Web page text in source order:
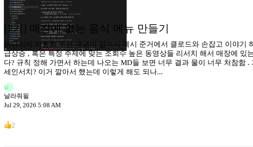
[7기] 매장에 없는 음식 메뉴 만들기
늙다리의 자동화 우선 개념이 없어서 예시 준거에서 클로드와 손잡고 이야
급상승 , 혹은 특정 주제에 맞는 조회수 높은 동영상들 리서치 해서 매장에
다? 규칙 정해 가면서 하는데 나오는 MD들 보면 너무 결과 물이 너무 처참함
세인서치? 이거 깔아서 했는데 이렇게 해도 되나...
날
날라줘필
Jul 29, 2026 5:08 AM
2